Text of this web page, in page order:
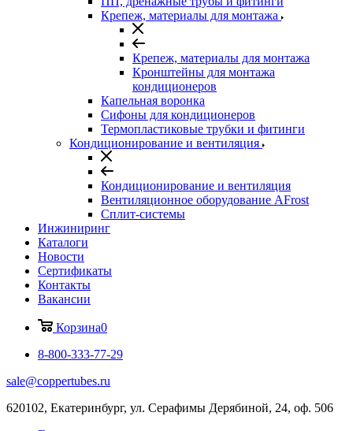
Крепеж, материалы для монтажа
Крепеж, материалы для монтажа
Кронштейны для монтажа
кондиционеров
Капельная воронка
Сифоны для кондиционеров
Термопластиковые трубки и фитинги
Кондиционирование и вентиляция
Кондиционирование и вентиляция
Вентиляционное оборудование AFrost
Сплит-системы
Инжиниринг
Каталоги
Новости
Сертификаты
Контакты
Вакансии
Корзина0
8-800-333-77-29
sale@coppertubes.ru
620102, Екатеринбург, ул. Серафимы Дерябиной, 24, оф. 506